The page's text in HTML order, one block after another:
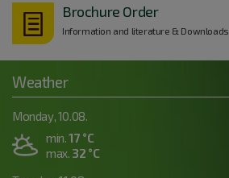
Brochure Order
Information and literature & Downloads
Weather
Monday, 10.08.
min.17 °C
max. 32 °C